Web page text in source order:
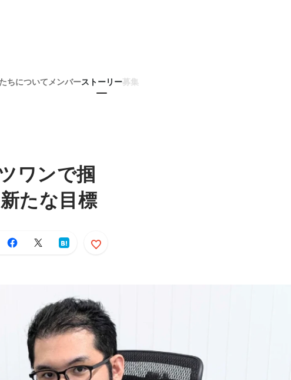
ちについて メンバーストーリー募集
ワンで掴
たな目標